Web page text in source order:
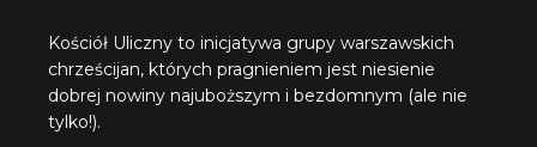
Kościół Uliczny to inicjatywa grupy warszawskich
chrześcijan, których pragnieniem jest niesienie
dobrej nowiny najuboższym i bezdomnym (ale nie
tylko!).